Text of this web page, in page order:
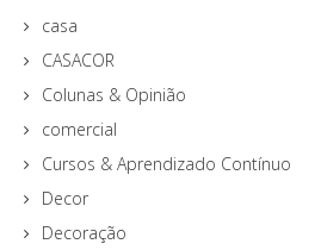
casa
CASACOR
Colunas & Opinião
comercial
Cursos & Aprendizado Contínuo
Decor
Decoração